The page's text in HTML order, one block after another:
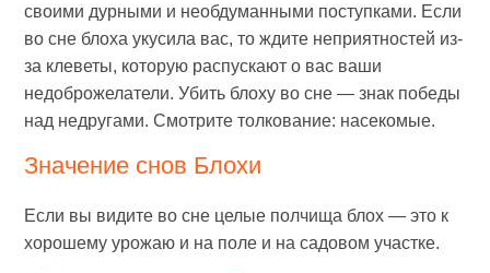
своими дурными и необдуманными поступками. Если
во сне блоха укусила вас, то ждите неприятностей из-
за клеветы, которую распускают о вас ваши
недоброжелатели. Убить блоху во сне — знак победы
над недругами. Смотрите толкование: насекомые.
Значение снов Блохи
Если вы видите во сне целые полчища блох — это к
хорошему урожаю и на поле и на садовом участке.